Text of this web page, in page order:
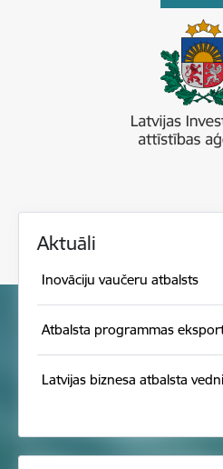
Aktuāli
Inovāciju vaučeru atbalsts
Atbalsta programmas
Latvijas biznesa atbalsta